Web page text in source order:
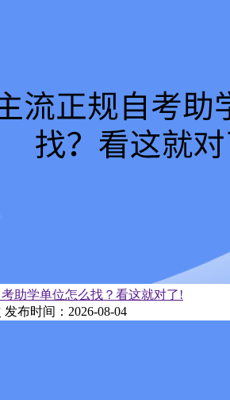
助学单位怎么找？看这就对了!
发布时间：2026-08-04